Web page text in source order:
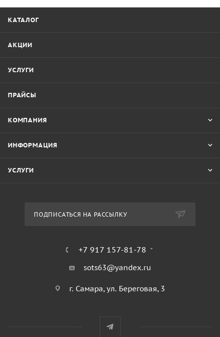
КАТАЛОГ
АКЦИИ
УСЛУГИ
ПРАЙСЫ
КОМПАНИЯ
ИНФОРМАЦИЯ
УСЛУГИ
ПОДПИСАТЬСЯ НА РАССЫЛКУ
+7 917 157-81-78
sots63@yandex.ru
г. Самара, ул. Береговая, 3